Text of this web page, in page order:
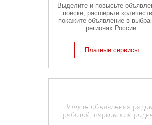
Выделите и повысьте
поиске, расширьте
покажите объявление в
регионах России.
Платные сервисы
Ищите объявления
работой, парком или